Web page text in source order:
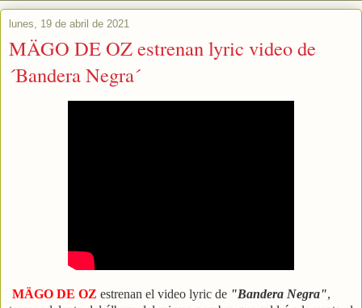
lunes, 19 de abril de 2021
MÄGO DE OZ estrenan lyric video de
´Bandera Negra´
MÄGO DE OZ estrenan el video lyric de "Bandera Negra",